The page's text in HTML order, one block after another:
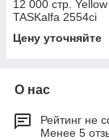
12 000 стр.
TASKalfa 2554ci
Цену уточняйте
О нас
Рейтинг не
Менее 5